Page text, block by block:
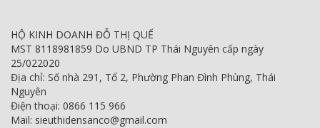
HỘ KINH DOANH ĐỖ THỊ QUẾ
MST 8118981859 Do UBND TP Thái Nguyên cấp ngày
25/022020
Địa chỉ: Số nhà 291, Tổ 2, Phường Phan Đình Phùng, Thái
Nguyên
Điện thoại: 0866 115 966
Mail: sieuthidensanco@gmail.com